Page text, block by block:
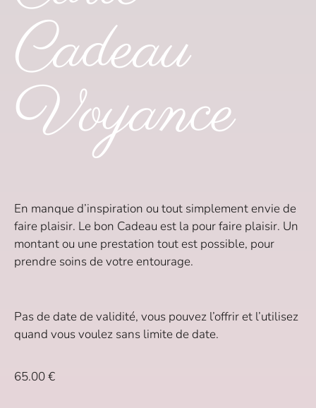
Cadeau
Voyance
En manque d’inspiration ou tout simplement envie de
faire plaisir. Le bon Cadeau est la pour faire plaisir. Un
montant ou une prestation tout est possible, pour
prendre soins de votre entourage.
Pas de date de validité, vous pouvez l’offrir et l’utilisez
quand vous voulez sans limite de date.
65.00€